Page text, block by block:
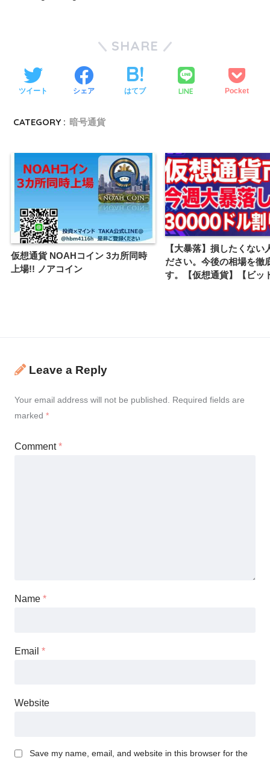
SHARE
ツイート シェア はてブ LINE Pocket
CATEGORY : 暗号通貨
仮想通貨 NOAHコイン 3カ所同時
上場!! ノアコイン
【大暴落】損したくない
ださい。今後の相場を徹
す。【仮想通貨】【ビッ
Leave a Reply
Your email address will not be published.
Required fields are
marked *
Comment*
Name *
Email *
Website
Save my name, email, and website in this browser for the